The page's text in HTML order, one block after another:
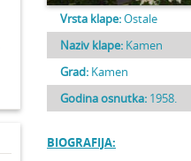
Vrsta klape:Ostale
Naziv klape: Kamen
Grad: Kamen
Godina osnutka: 1958.
BIOGRAFIJA: